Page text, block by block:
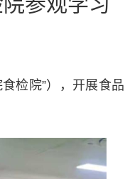
检院”），开展食品